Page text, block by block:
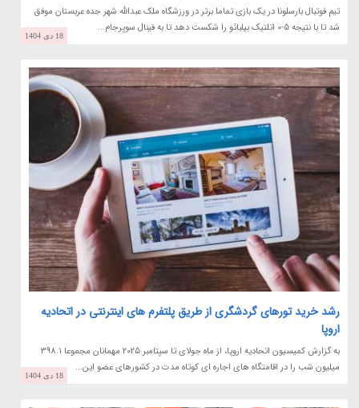
تیم فوتبال بارسلونا در یک بازی تماما برتر در ورزشگاه ملک عبدالله شهر جده عربستان موفق
شد تا با نتیجه 5-0 اتلتیک بیلبائو را شکست دهد تا به فینال سوپرجام...
18 دی 1404
رشد خرید تورهای گردشگری از طریق پلتفرم های اینترنتی در اتحادیه
اروپا
به گزارش کمیسیون اتحادیه اروپا، از ماه جولای تا سپتامبر 2025 مهمانان مجموعا 398.1
میلیون شب را در اقامتگاه های اجاره ای کوتاه مدت در کشورهای عضو این...
18 دی 1404